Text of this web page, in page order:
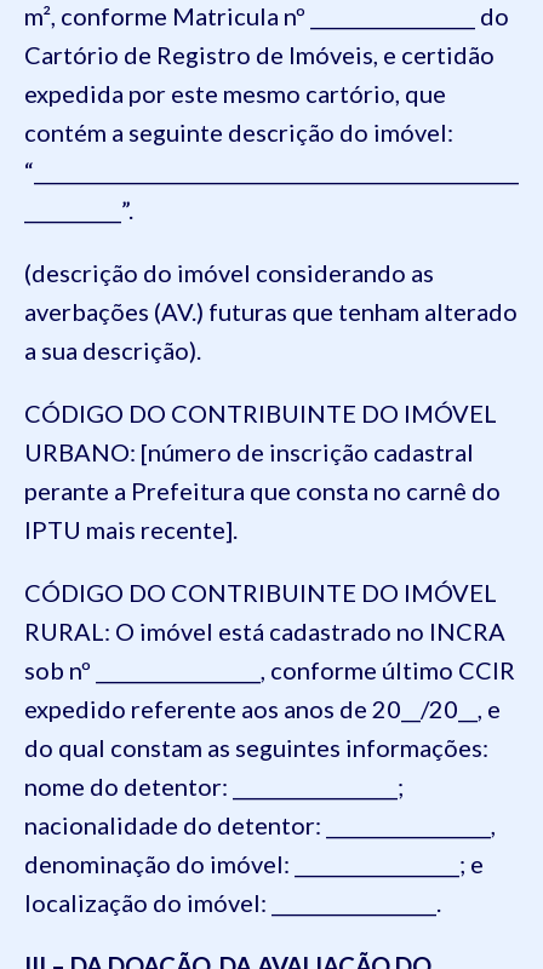
m², conforme Matricula nº _________________ do
Cartório de Registro de Imóveis, e certidão
expedida por este mesmo cartório, que
contém a seguinte descrição do imóvel:
“__________________________________________________
__________”.
(descrição do imóvel considerando as
averbações (AV.) futuras que tenham alterado
a sua descrição).
CÓDIGO DO CONTRIBUINTE DO IMÓVEL
URBANO: [número de inscrição cadastral
perante a Prefeitura que consta no carnê do
IPTU mais recente].
CÓDIGO DO CONTRIBUINTE DO IMÓVEL
RURAL: O imóvel está cadastrado no INCRA
sob nº _________________, conforme último CCIR
expedido referente aos anos de 20__/20__, e
do qual constam as seguintes informações:
nome do detentor: _________________;
nacionalidade do detentor: _________________,
denominação do imóvel: _________________; e
localização do imóvel: _________________.